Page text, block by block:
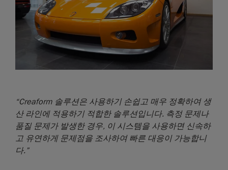
“Creaform 솔루션은 사용하기 손쉽고 매우 정확하여 생
산 라인에 적용하기 적합한 솔루션입니다. 측정 문제나
품질 문제가 발생한 경우, 이 시스템을 사용하면 신속하
고 유연하게 문제점을 조사하여 빠른 대응이 가능합니
다.”